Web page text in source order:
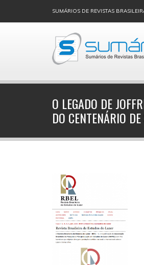
SUMÁRIOS DE REVISTAS
O LEGADO DE
DO CENTENÁRIO